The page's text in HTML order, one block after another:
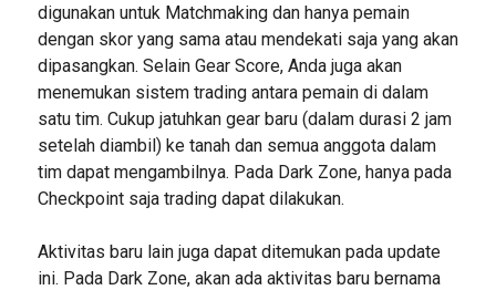
digunakan untuk Matchmaking dan hanya pemain
dengan skor yang sama atau mendekati saja yang akan
dipasangkan. Selain Gear Score, Anda juga akan
menemukan sistem trading antara pemain di dalam
satu tim. Cukup jatuhkan gear baru (dalam durasi 2 jam
setelah diambil) ke tanah dan semua anggota dalam
tim dapat mengambilnya. Pada Dark Zone, hanya pada
Checkpoint saja trading dapat dilakukan.
Aktivitas baru lain juga dapat ditemukan pada update
ini. Pada Dark Zone, akan ada aktivitas baru bernama